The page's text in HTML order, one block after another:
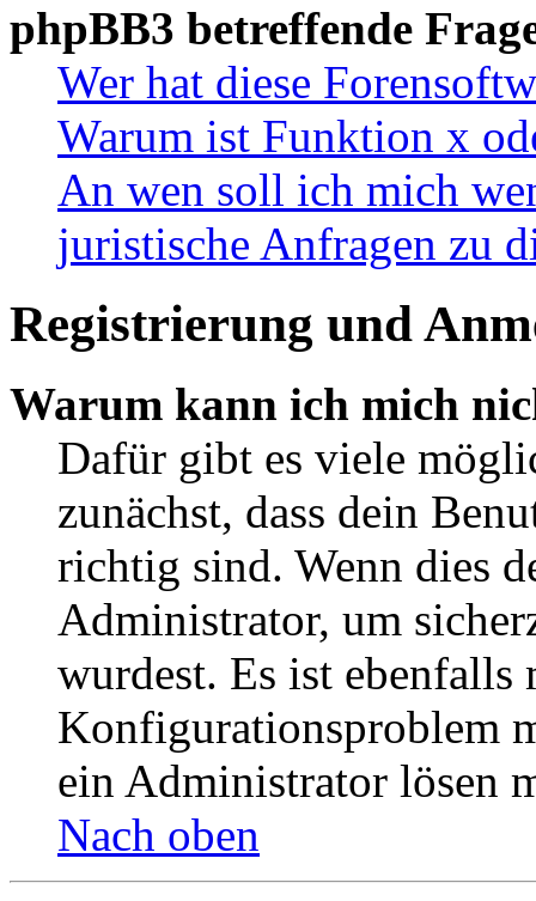
phpBB3 betreffende
Wer hat diese
Warum ist Funktion x
An wen soll ich mich
juristische Anfragen zu
Registrierung und
Warum kann ich mich
Dafür gibt es viele
zunächst, dass dein
richtig sind. Wenn dies
Administrator, um
wurdest. Es ist ebenfalls
Konfigurationsproblem
ein Administrator lösen
Nach oben